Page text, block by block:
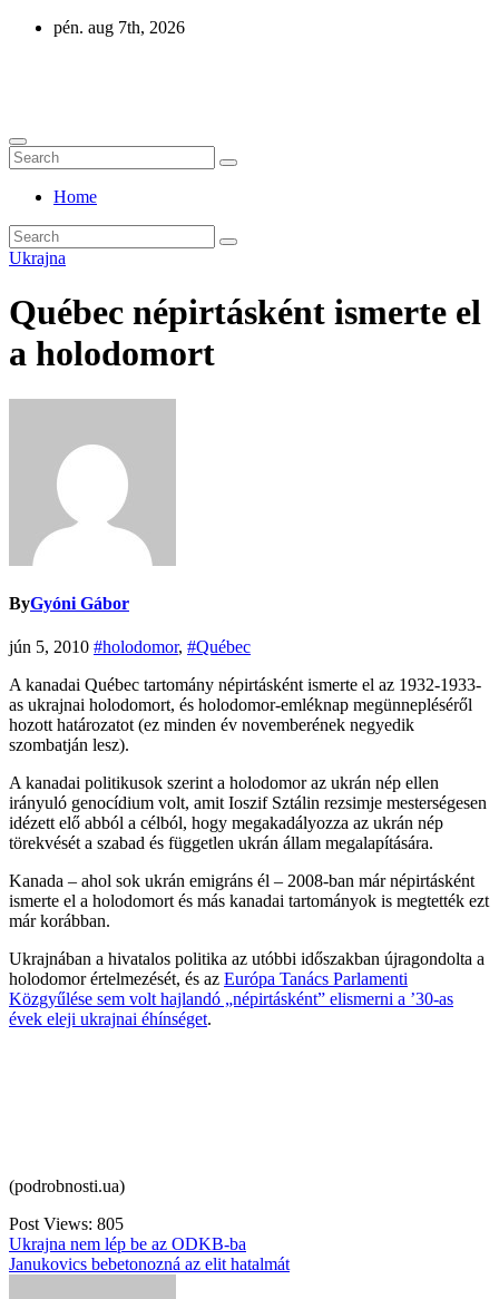
Skip
pén. aug 7th, 2026
Home
Ukrajna
Québec népirtásként ismerte el
a holodomort
ByGyóni Gábor
jún 5, 2010 #holodomor, #Québec
A kanadai Québec tartomány népirtásként ismerte el az 1932-1933-
as ukrajnai holodomort, és holodomor-emléknap megünnepléséről
hozott határozatot (ez minden év novemberének negyedik
szombatján lesz).
A kanadai politikusok szerint a holodomor az ukrán nép ellen
irányuló genocídium volt, amit Ioszif Sztálin rezsimje mesterségesen
idézett elő abból a célból, hogy megakadályozza az ukrán nép
törekvését a szabad és független ukrán állam megalapítására.
Kanada – ahol sok ukrán emigráns él – 2008-ban már népirtásként
ismerte el a holodomort és más kanadai tartományok is megtették ezt
már korábban.
Ukrajnában a hivatalos politika az utóbbi időszakban újragondolta a
holodomor értelmezését, és az Európa Tanács Parlamenti
Közgyűlése sem volt hajlandó „népirtásként” elismerni a ’30-as
évek eleji ukrajnai éhínséget.
(podrobnosti.ua)
Post Views: 805
Bejegyzés
navigáció
Ukrajna nem lép be az ODKB-ba
Janukovics bebetonozná az elit hatalmát